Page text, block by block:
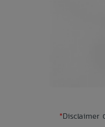
*Disclaimer